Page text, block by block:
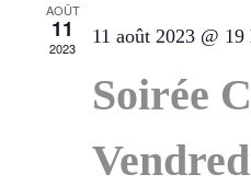
AOÛT
11
2023
11 août 2023 @
Soirée